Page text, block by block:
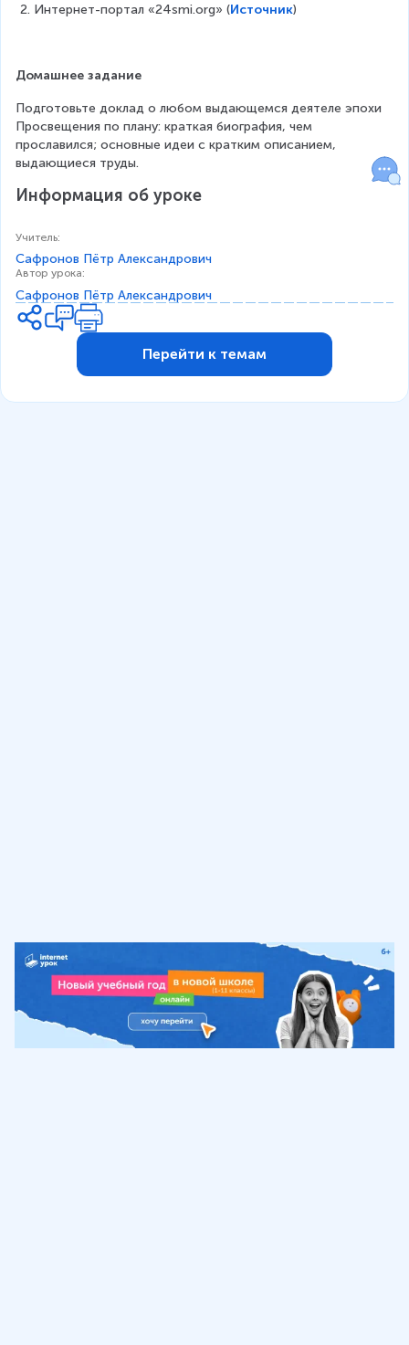
Интернет-портал «24smi.org» (Источник)
Домашнее задание
Подготовьте доклад о любом выдающемся деятеле эпохи
Просвещения по плану: краткая биография, чем
прославился; основные идеи с кратким описанием,
выдающиеся труды.
Информация об уроке
Учитель:
Сафронов Пётр Александрович
Автор урока:
Сафронов Пётр Александрович
Перейти к темам